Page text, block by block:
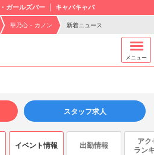
ガールズバー キャバキャバ
華乃心 - カノン 新着ニュース
メニュー
スタッフ求人
イベント情報 出勤情報
アク
ラン